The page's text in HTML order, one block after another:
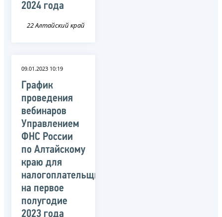
2024 года
22 Алтайский край
09.01.2023 10:19
График
проведения
вебинаров
Управлением
ФНС России
по Алтайскому
краю для
налогоплательщиков
на первое
полугодие
2023 года